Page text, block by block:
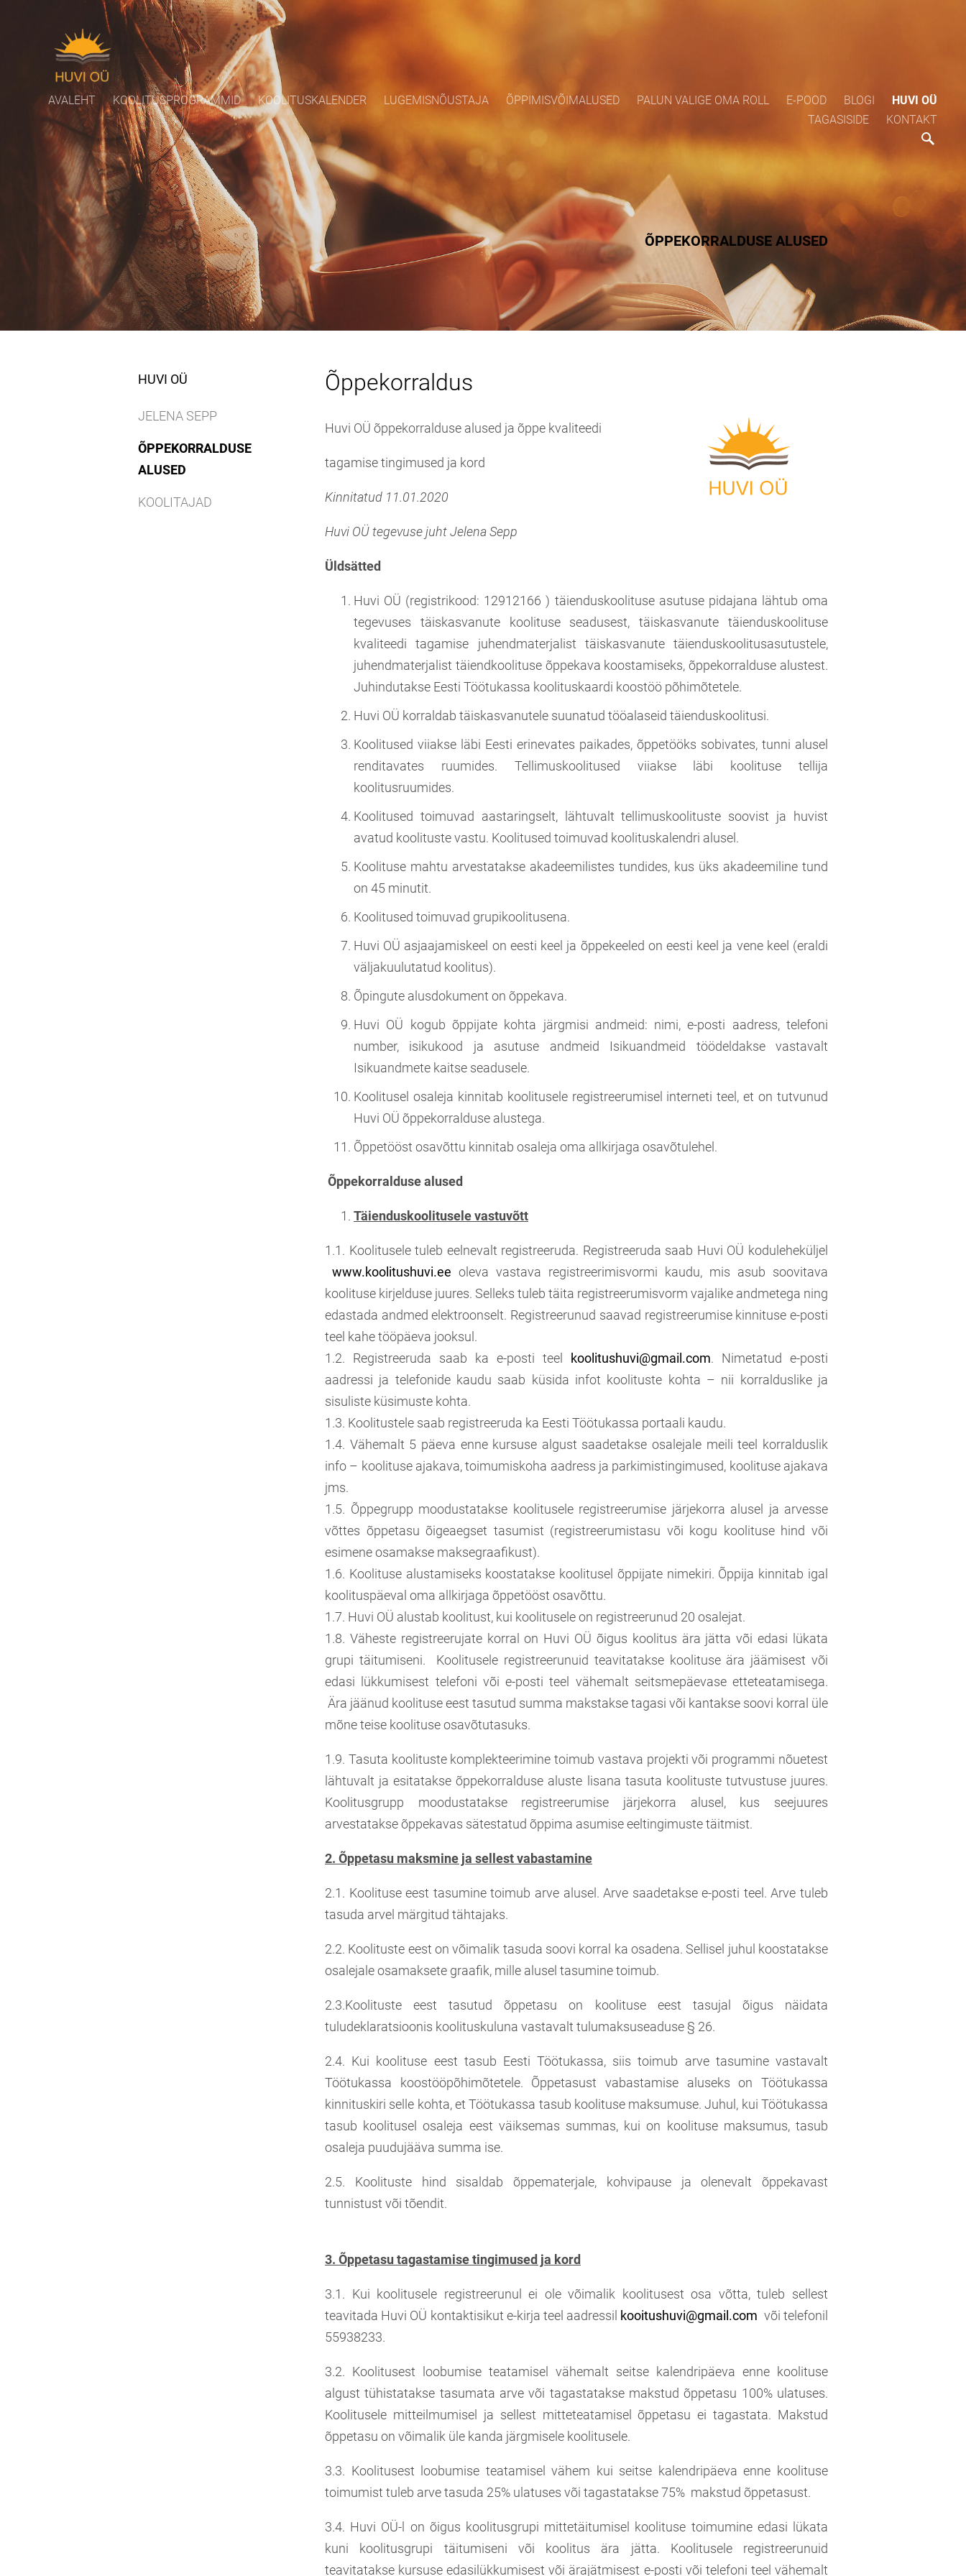
AVALEHT KOOLITUSPROGRAMMID KOOLITUSKALENDER LUGEMISNÕUSTAJA ÕPPIMISVÕIMALUSED PALUN VALIGE OMA ROLL E-POOD BLOGI
HUVI OÜ
TAGASISIDE
KONTAKT
ÕPPEKORRALDUSE ALUSED
HUVI OÜ
JELENA SEPP
ÕPPEKORRALDUSE
ALUSED
KOOLITAJAD
Õppekorraldus
Huvi OÜ õppekorralduse alused ja õppe kvaliteedi
tagamise tingimused ja kord
Kinnitatud 11.01.2020
Huvi OÜ tegevuse juht Jelena Sepp
Üldsätted
Huvi OÜ (registrikood: 12912166 ) täienduskoolituse asutuse pidajana lähtub oma
tegevuses täiskasvanute koolituse seadusest, täiskasvanute täienduskoolituse
kvaliteedi tagamise juhendmaterjalist täiskasvanute täienduskoolitusasutustele,
juhendmaterjalist täiendkoolituse õppekava koostamiseks, õppekorralduse alustest.
Juhindutakse Eesti Töötukassa koolituskaardi koostöö põhimõtetele.
Huvi OÜ korraldab täiskasvanutele suunatud tööalaseid täienduskoolitusi.
Koolitused viiakse läbi Eesti erinevates paikades, õppetööks sobivates, tunni alusel
renditavates ruumides. Tellimuskoolitused viiakse läbi koolituse tellija
koolitusruumides.
Koolitused toimuvad aastaringselt, lähtuvalt tellimuskoolituste soovist ja huvist
avatud koolituste vastu. Koolitused toimuvad koolituskalendri alusel.
Koolituse mahtu arvestatakse akadeemilistes tundides, kus üks akadeemiline tund
on 45 minutit.
Koolitused toimuvad grupikoolitusena.
Huvi OÜ asjaajamiskeel on eesti keel ja õppekeeled on eesti keel ja vene keel (eraldi
väljakuulutatud koolitus).
Õpingute alusdokument on õppekava.
Huvi OÜ kogub õppijate kohta järgmisi andmeid: nimi, e-posti aadress, telefoni
number, isikukood ja asutuse andmeid Isikuandmeid töödeldakse vastavalt
Isikuandmete kaitse seadusele.
Koolitusel osaleja kinnitab koolitusele registreerumisel interneti teel, et on tutvunud
Huvi OÜ õppekorralduse alustega.
Õppetööst osavõttu kinnitab osaleja oma allkirjaga osavõtulehel.
Õppekorralduse alused
Täienduskoolitusele vastuvõtt
1.1. Koolitusele tuleb eelnevalt registreeruda. Registreeruda saab Huvi OÜ koduleheküljel
www.koolitushuvi.ee oleva vastava registreerimisvormi kaudu, mis asub soovitava
koolituse kirjelduse juures. Selleks tuleb täita registreerumisvorm vajalike andmetega ning
edastada andmed elektroonselt. Registreerunud saavad registreerumise kinnituse e-posti
teel kahe tööpäeva jooksul.
1.2. Registreeruda saab ka e-posti teel koolitushuvi@gmail.com. Nimetatud e-posti
aadressi ja telefonide kaudu saab küsida infot koolituste kohta – nii korralduslike ja
sisuliste küsimuste kohta.
1.3. Koolitustele saab registreeruda ka Eesti Töötukassa portaali kaudu.
1.4. Vähemalt 5 päeva enne kursuse algust saadetakse osalejale meili teel korralduslik
info – koolituse ajakava, toimumiskoha aadress ja parkimistingimused, koolituse ajakava
jms.
1.5. Õppegrupp moodustatakse koolitusele registreerumise järjekorra alusel ja arvesse
võttes õppetasu õigeaegset tasumist (registreerumistasu või kogu koolituse hind või
esimene osamakse maksegraafikust).
1.6. Koolituse alustamiseks koostatakse koolitusel õppijate nimekiri. Õppija kinnitab igal
koolituspäeval oma allkirjaga õppetööst osavõttu.
1.7. Huvi OÜ alustab koolitust, kui koolitusele on registreerunud 20 osalejat.
1.8. Väheste registreerujate korral on Huvi OÜ õigus koolitus ära jätta või edasi lükata
grupi täitumiseni. Koolitusele registreerunuid teavitatakse koolituse ära jäämisest või
edasi lükkumisest telefoni või e-posti teel vähemalt seitsmepäevase etteteatamisega.
Ära jäänud koolituse eest tasutud summa makstakse tagasi või kantakse soovi korral üle
mõne teise koolituse osavõtutasuks.
1.9. Tasuta koolituste komplekteerimine toimub vastava projekti või programmi nõuetest
lähtuvalt ja esitatakse õppekorralduse aluste lisana tasuta koolituste tutvustuse juures.
Koolitusgrupp moodustatakse registreerumise järjekorra alusel, kus seejuures
arvestatakse õppekavas sätestatud õppima asumise eeltingimuste täitmist.
2. Õppetasu maksmine ja sellest vabastamine
2.1. Koolituse eest tasumine toimub arve alusel. Arve saadetakse e-posti teel. Arve tuleb
tasuda arvel märgitud tähtajaks.
2.2. Koolituste eest on võimalik tasuda soovi korral ka osadena. Sellisel juhul koostatakse
osalejale osamaksete graafik, mille alusel tasumine toimub.
2.3.Koolituste eest tasutud õppetasu on koolituse eest tasujal õigus näidata
tuludeklaratsioonis koolituskuluna vastavalt tulumaksuseaduse § 26.
2.4. Kui koolituse eest tasub Eesti Töötukassa, siis toimub arve tasumine vastavalt
Töötukassa koostööpõhimõtetele. Õppetasust vabastamise aluseks on Töötukassa
kinnituskiri selle kohta, et Töötukassa tasub koolituse maksumuse. Juhul, kui Töötukassa
tasub koolitusel osaleja eest väiksemas summas, kui on koolituse maksumus, tasub
osaleja puudujääva summa ise.
2.5. Koolituste hind sisaldab õppematerjale, kohvipause ja olenevalt õppekavast
tunnistust või tõendit.
3. Õppetasu tagastamise tingimused ja kord
3.1. Kui koolitusele registreerunul ei ole võimalik koolitusest osa võtta, tuleb sellest
teavitada Huvi OÜ kontaktisikut e-kirja teel aadressil kooitushuvi@gmail.com või telefonil
55938233.
3.2. Koolitusest loobumise teatamisel vähemalt seitse kalendripäeva enne koolituse
algust tühistatakse tasumata arve või tagastatakse makstud õppetasu 100% ulatuses.
Koolitusele mitteilmumisel ja sellest mitteteatamisel õppetasu ei tagastata. Makstud
õppetasu on võimalik üle kanda järgmisele koolitusele.
3.3. Koolitusest loobumise teatamisel vähem kui seitse kalendripäeva enne koolituse
toimumist tuleb arve tasuda 25% ulatuses või tagastatakse 75% makstud õppetasust.
3.4. Huvi OÜ-l on õigus koolitusgrupi mittetäitumisel koolituse toimumine edasi lükata
kuni koolitusgrupi täitumiseni või koolitus ära jätta. Koolitusele registreerunuid
teavitatakse kursuse edasilükkumisest või ärajätmisest e-posti või telefoni teel vähemalt